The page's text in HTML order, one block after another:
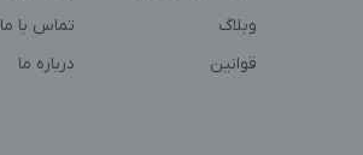
وبلاگ
تماس با ما
قوانین
درباره ما